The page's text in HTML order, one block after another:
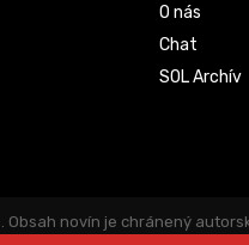
O nás
Chat
SOL Archív
novín je chránený